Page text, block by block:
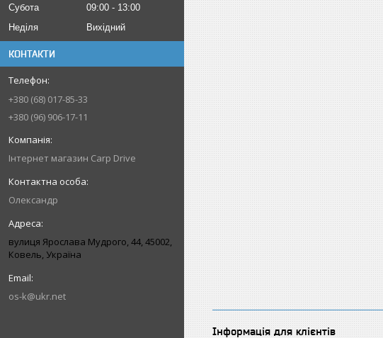
Субота
09:00
13:00
Неділя
Вихідний
КОНТАКТИ
+380 (68) 017-85-33
+380 (96) 906-17-11
Інтернет магазин Carp Drive
Олександр
вулиця Ярослава Мудрого, 44, 45002,
Ковель, Україна
os-k@ukr.net
Інформація для клієнтів